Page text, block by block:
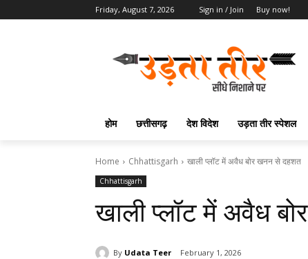
Friday, August 7, 2026 Sign in / Join Buy now!
होम छत्तीसगढ़ देश विदेश उड़ता तीर स्पेशल
Home Chhattisgarh खाली प्लॉट में अवैध बोर खनन से दहशत
Chhattisgarh
खाली प्लॉट में अवैध
By Udata Teer February 1, 2026